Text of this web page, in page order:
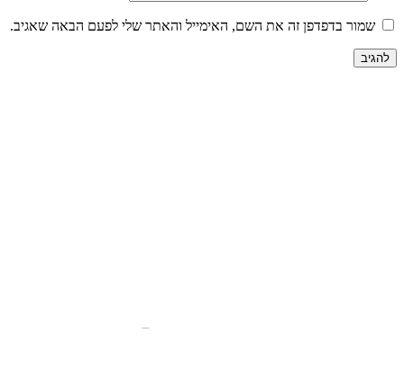
שמור בדפדפן זה את השם, האימייל והאתר שלי לפעם הבאה שאגיב.